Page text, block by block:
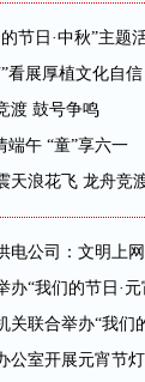
节日·中秋”主题
看展厚植文化自信
渡 鼓号争鸣
端午 “童”享六一
天浪花飞 龙舟竞
电公司：文明上
办“我们的节日·
关联合举办“我们
公室开展元宵节